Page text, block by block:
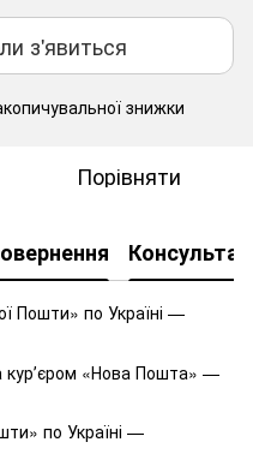
з'явиться
знижки
Порівняти
Пошти» по Україні —
курʼєром «Нова Пошта» —
по Україні —